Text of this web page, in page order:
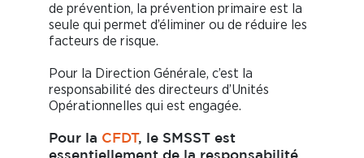
de prévention, la prévention primaire est la
seule qui permet d’éliminer ou de réduire les
facteurs de risque.
Pour la Direction Générale, c’est la
responsabilité des directeurs d’Unités
Opérationnelles qui est engagée.
Pour la CFDT , le SMSST est